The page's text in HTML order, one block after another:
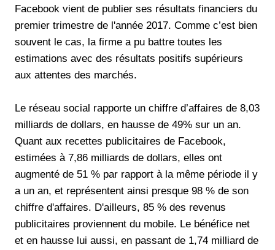
Facebook vient de publier ses résultats financiers du
premier trimestre de l'année 2017. Comme c’est bien
souvent le cas, la firme a pu battre toutes les
estimations avec des résultats positifs supérieurs
aux attentes des marchés.
Le réseau social rapporte un chiffre d’affaires de 8,03
milliards de dollars, en hausse de 49% sur un an.
Quant aux recettes publicitaires de Facebook,
estimées à 7,86 milliards de dollars, elles ont
augmenté de 51 % par rapport à la même période il y
a un an, et représentent ainsi presque 98 % de son
chiffre d'affaires. D'ailleurs, 85 % des revenus
publicitaires proviennent du mobile. Le bénéfice net
et en hausse lui aussi, en passant de 1,74 milliard de